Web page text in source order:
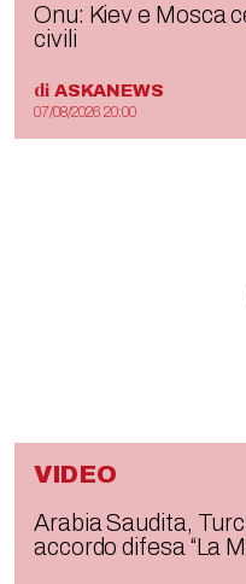
Onu: Kiev e Mosca
civili
di ASKANEWS
07/08/2026 20:00
VIDEO
Arabia Saudita,
accordo difesa “La